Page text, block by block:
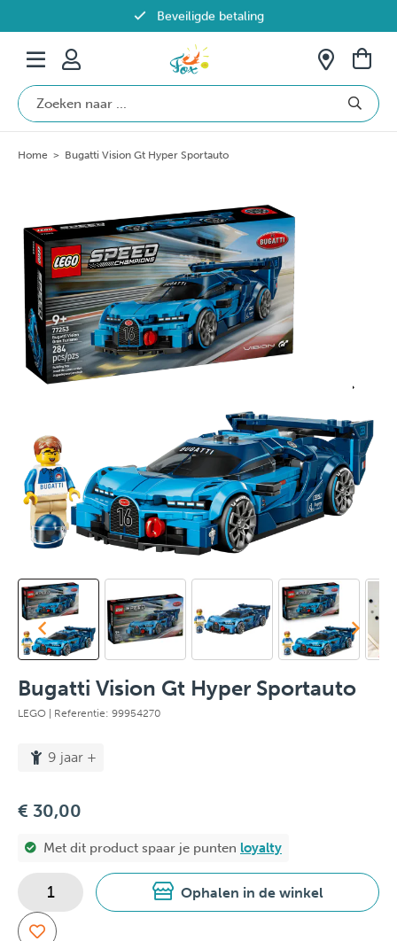
Beveiligde betaling
Gratis verzending vanaf €69 in België
Home > Bugatti Vision Gt Hyper Sportauto
Bugatti Vision Gt Hyper Sportauto
LEGO | Referentie: 99954270
9 jaar +
€ 30,00
Met dit product spaar je punten loyalty
Ophalen in de winkel